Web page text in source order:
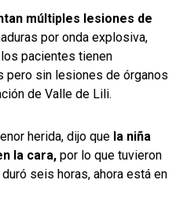
múltiples lesiones de
por onda explosiva,
pacientes tienen
pero sin lesiones de órganos
de Valle de Lili.
herida, dijo que la niña
la cara, por lo que tuvieron
seis horas, ahora está en